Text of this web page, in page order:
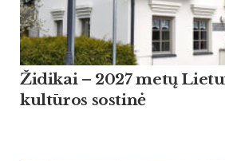
Židikai – 2027 metų
kultūros sostinė